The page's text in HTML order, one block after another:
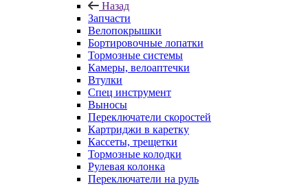
Назад
Запчасти
Велопокрышки
Бортировочные лопатки
Тормозные системы
Камеры, велоаптечки
Втулки
Спец инструмент
Выносы
Переключатели скоростей
Картриджи в каретку
Кассеты, трещетки
Тормозные колодки
Рулевая колонка
Переключатели на руль